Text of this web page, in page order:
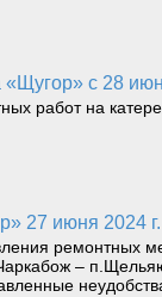
«Щугор» с 28
работ на
27 июня
ремонтных
–